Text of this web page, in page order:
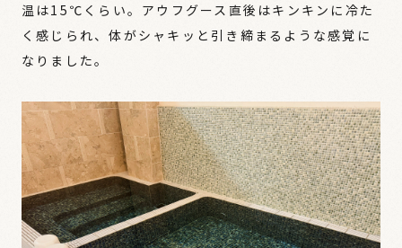
温は15℃くらい。アウフグース直後はキンキンに冷た
く感じられ、体がシャキッと引き締まるような感覚に
なりました。